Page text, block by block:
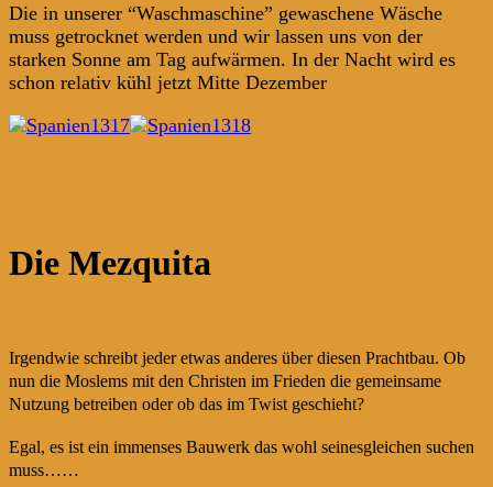
Die in unserer “Waschmaschine” gewaschene Wäsche
muss getrocknet werden und wir lassen uns von der
starken Sonne am Tag aufwärmen. In der Nacht wird es
schon relativ kühl jetzt Mitte Dezember
Die Mezquita
Irgendwie schreibt jeder etwas anderes über diesen Prachtbau. Ob
nun die Moslems mit den Christen im Frieden die gemeinsame
Nutzung betreiben oder ob das im Twist geschieht?
Egal, es ist ein immenses Bauwerk das wohl seinesgleichen suchen
muss……